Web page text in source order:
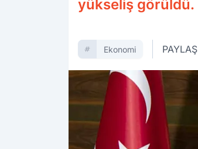
yükseliş görüldü.
Ekonomi PAYLAŞ